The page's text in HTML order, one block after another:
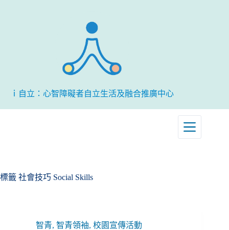
ｉ自立：心智障礙者自立生活及融合推廣中心
標籤 社會技巧 Social Skills
智青, 智青領袖, 校園宣傳活動